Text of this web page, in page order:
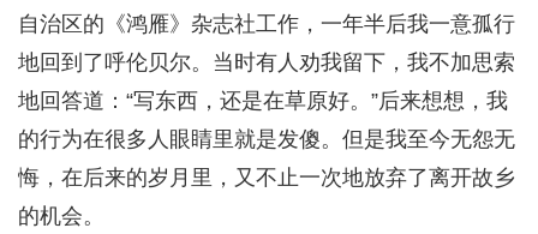
自治区的《鸿雁》杂志社工作，一年半后我一意孤行
地回到了呼伦贝尔。当时有人劝我留下，我不加思索
地回答道：“写东西，还是在草原好。”后来想想，我
的行为在很多人眼睛里就是发傻。但是我至今无怨无
悔，在后来的岁月里，又不止一次地放弃了离开故乡
的机会。